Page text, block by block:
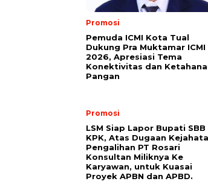
Promosi
Pemuda ICMI Kota Tual
Dukung Pra Muktamar ICMI
2026, Apresiasi Tema
Konektivitas dan
Pangan
Promosi
LSM Siap Lapor Bupati SBB
KPK, Atas Dugaan
Pengalihan PT Rosari
Konsultan Miliknya Ke
Karyawan, untuk Kuasai
Proyek APBN dan APBD.